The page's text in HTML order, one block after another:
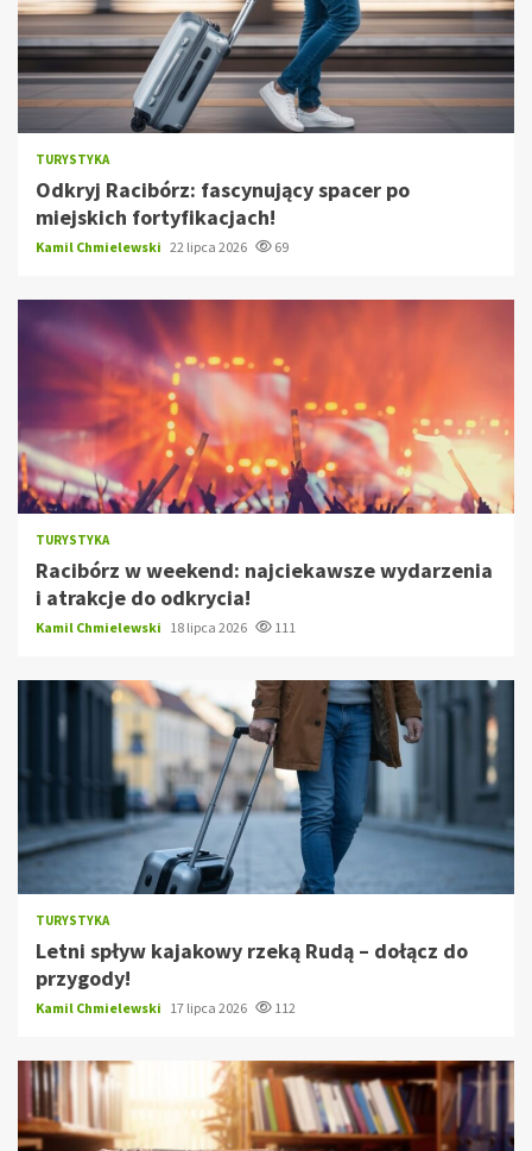
TURYSTYKA
Odkryj Racibórz: fascynujący spacer po
miejskich fortyfikacjach!
Kamil Chmielewski 22 lipca 2026 69
TURYSTYKA
Racibórz w weekend: najciekawsze wydarzenia
i atrakcje do odkrycia!
Kamil Chmielewski 18 lipca 2026 111
TURYSTYKA
Letni spływ kajakowy rzeką Rudą – dołącz do
przygody!
Kamil Chmielewski 17 lipca 2026 112